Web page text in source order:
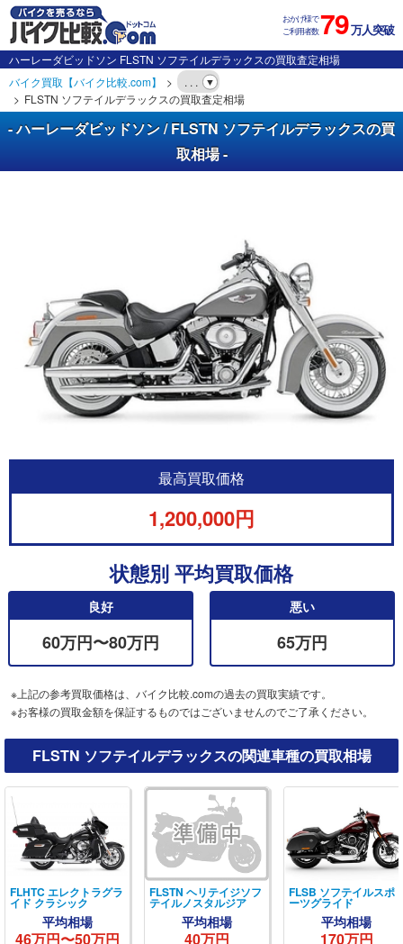
おかげ様で
ご利用者数79万人突破
ハーレーダビッドソン FLSTN ソフテイルデラックスの買取査定相場
バイク買取【バイク比較.com】
. . .
FLSTN ソフテイルデラックスの買取査定相場
- ハーレーダビッドソン / FLSTN ソフテイルデラックスの買
取相場 -
最高買取価格
1,200,000円
状態別 平均買取価格
良好
60万円〜80万円
悪い
65万円
※上記の参考買取価格は、バイク比較.comの過去の買取実績です。
※お客様の買取金額を保証するものではございませんのでご了承ください。
FLSTN ソフテイルデラックスの関連車種の買取相場
FLHTC エレクトラグラ
イド クラシック
平均相場
46万円〜50万円
FLSTN ヘリテイジソフ
テイルノスタルジア
平均相場
40万円
FLSB ソフテイルスポ
ーツグライド
平均相場
170万円